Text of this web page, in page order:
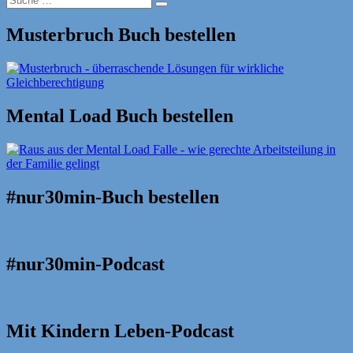
nach:
Suche
Musterbruch Buch bestellen
Mental Load Buch bestellen
#nur30min-Buch bestellen
#nur30min-Podcast
Mit Kindern Leben-Podcast